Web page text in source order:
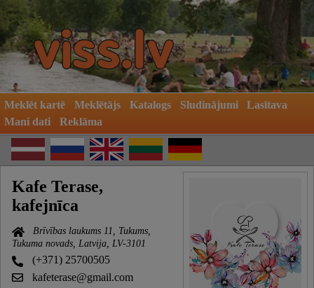
Meklēt kartē Meklētājs Katalogs Sludinājumi
Lasītava
Mani dati
Reklāma
Kafe Terase,
kafejnīca
Brīvības laukums 11, Tukums,
Tukuma novads, Latvija, LV-3101
(+371) 25700505
kafeterase@gmail.com